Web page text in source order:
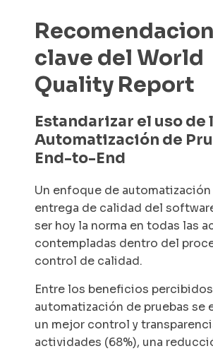
clave del World
Quality Report
Estandarizar el uso de
Automatización de
End-to-End
Un enfoque de automatización
entrega de calidad del
ser hoy la norma en todas las
contempladas dentro del
control de calidad.
Entre los beneficios
automatización de pruebas se
un mejor control y
actividades (68%), una